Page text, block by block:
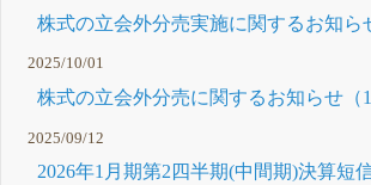
株式の立会外分売実施に関するお知ら
2025/10/01
株式の立会外分売に関するお知らせ（
2025/09/12
2026年1月期第2四半期(中間期)決算短